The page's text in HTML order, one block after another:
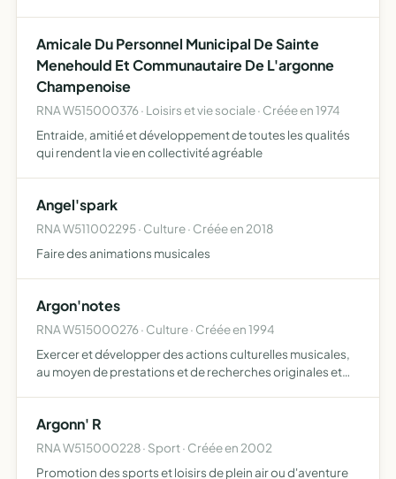
Amicale Du Personnel Municipal De Sainte
Menehould Et Communautaire De L'argonne
Champenoise
RNA W515000376 · Loisirs et vie sociale · Créée en 1974
Entraide, amitié et développement de toutes les qualités
qui rendent la vie en collectivité agréable
Angel'spark
RNA W511002295 · Culture · Créée en 2018
Faire des animations musicales
Argon'notes
RNA W515000276 · Culture · Créée en 1994
Exercer et développer des actions culturelles musicales,
au moyen de prestations et de recherches originales et
Argonn' R
RNA W515000228 · Sport · Créée en 2002
Promotion des sports et loisirs de plein air ou d'aventure